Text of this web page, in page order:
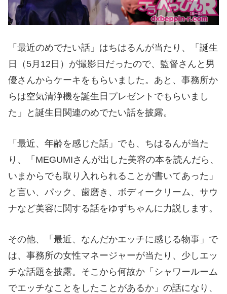
「最近のめでたい話」はちはるんが当たり、「誕生
日（5月12日）が撮影日だったので、監督さんと男
優さんからケーキをもらいました。あと、事務所か
らは空気清浄機を誕生日プレゼントでもらいまし
た」と誕生日関連のめでたい話を披露。
「最近、年齢を感じた話」でも、ちはるんが当た
り、「MEGUMIさんが出した美容の本を読んだら、
いまからでも取り入れられることが書いてあった」
と言い、パック、歯磨き、ボディークリーム、サウ
ナなど美容に関する話をゆずちゃんに力説します。
その他、「最近、なんだかエッチに感じる物事」で
は、事務所の女性マネージャーが当たり、少しエッ
チな話題を披露。そこから何故か「シャワールーム
でエッチなことをしたことがあるか」の話になり、